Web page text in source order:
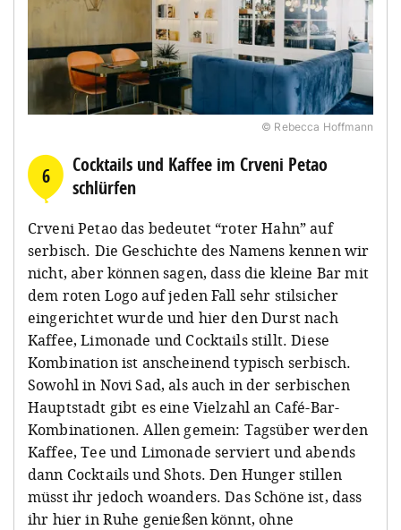
© Rebecca Hoffmann
6
Cocktails und Kaffee im Crveni Petao
schlürfen
Crveni Petao das bedeutet “roter Hahn” auf
serbisch. Die Geschichte des Namens kennen wir
nicht, aber können sagen, dass die kleine Bar mit
dem roten Logo auf jeden Fall sehr stilsicher
eingerichtet wurde und hier den Durst nach
Kaffee, Limonade und Cocktails stillt. Diese
Kombination ist anscheinend typisch serbisch.
Sowohl in Novi Sad, als auch in der serbischen
Hauptstadt gibt es eine Vielzahl an Café-Bar-
Kombinationen. Allen gemein: Tagsüber werden
Kaffee, Tee und Limonade serviert und abends
dann Cocktails und Shots. Den Hunger stillen
müsst ihr jedoch woanders. Das Schöne ist, dass
ihr hier in Ruhe genießen könnt, ohne